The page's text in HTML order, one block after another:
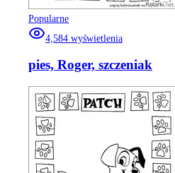
Popularne
4,584 wyświetlenia
pies, Roger, szczeniak